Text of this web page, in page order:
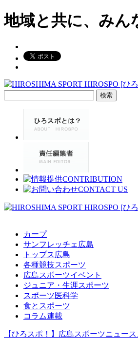
地域と共に、みん
カープ
サンフレッチェ広島
トップス広島
各種競技スポーツ
広島スポーツイベント
ジュニア・生涯スポーツ
スポーツ医科学
食とスポーツ
コラム連載
【ひろスポ！】広島スポーツニュー